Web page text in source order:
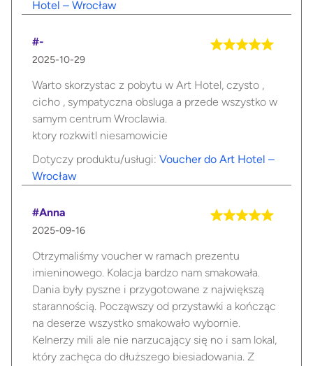
Hotel – Wrocław
#-
2025-10-29
Warto skorzystac z pobytu w Art Hotel, czysto ,
cicho , sympatyczna obsluga a przede wszystko w
samym centrum Wroclawia.
ktory rozkwitl niesamowicie
Dotyczy produktu/usługi: Voucher do Art Hotel –
Wrocław
#Anna
2025-09-16
Otrzymaliśmy voucher w ramach prezentu
imieninowego. Kolacja bardzo nam smakowała.
Dania były pyszne i przygotowane z największą
starannością. Począwszy od przystawki a kończąc
na deserze wszystko smakowało wybornie.
Kelnerzy mili ale nie narzucający się no i sam lokal,
który zachęca do dłuższego biesiadowania. Z